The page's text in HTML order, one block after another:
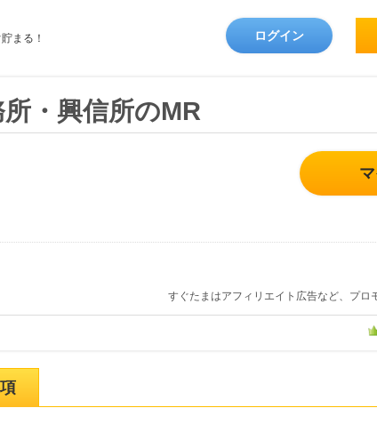
まる！ ログイン
・興信所のMR
すぐたまはアフィリエイト広告など、プロ